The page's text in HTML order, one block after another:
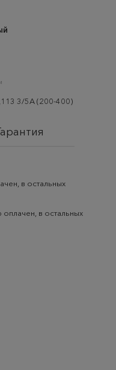
3/5А (200-400)
в остальных
оплачен, в остальных